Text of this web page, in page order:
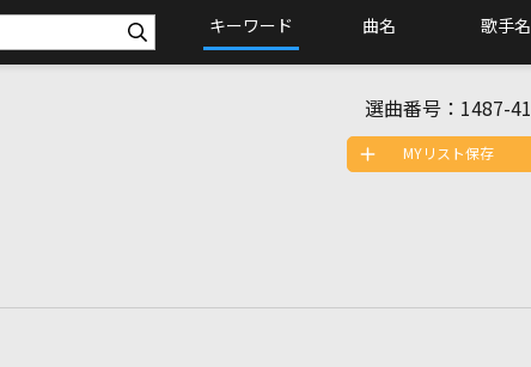
キーワード 曲名 歌手名
選曲番号： 1487-41
MYリスト保存